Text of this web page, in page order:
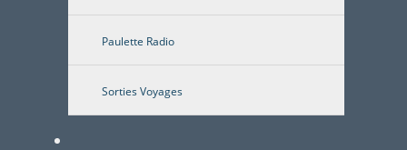
Paulette Radio
Sorties Voyages